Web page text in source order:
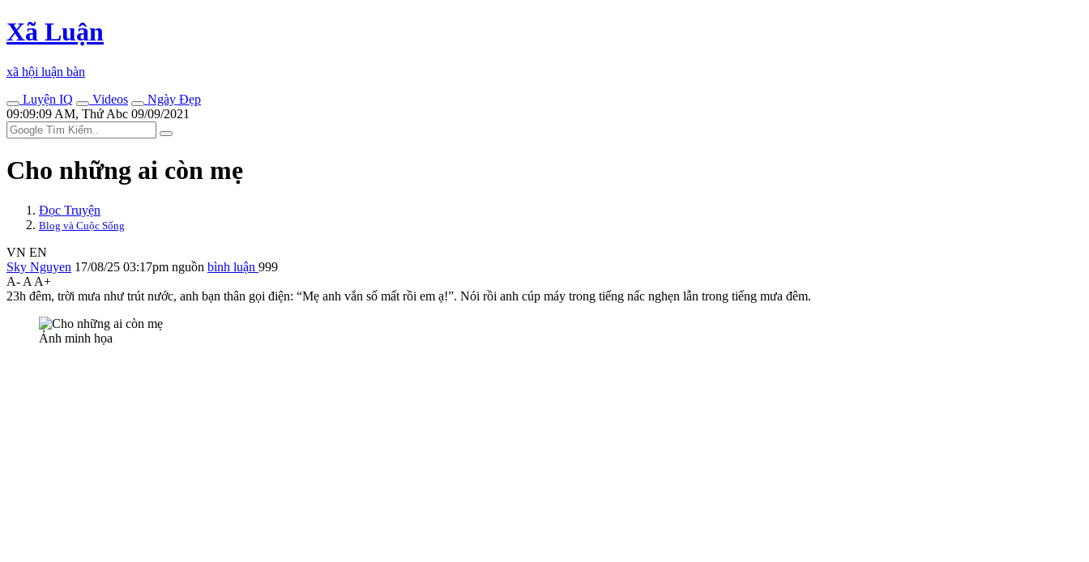
Xã Luận
xã hội luận bàn
Luyện IQ
Videos
Ngày Đẹp
09:09:09 AM, Thứ Abc 09/09/2021
Cho những ai còn mẹ
Đọc Truyện
Blog và Cuộc Sống
VN EN
Sky Nguyen 17/08/25 03:17pm nguồn bình luận 999
A- A A+
23h đêm, trời mưa như trút nước, anh bạn thân gọi điện: “Mẹ anh vắn số mất rồi em ạ!”. Nói rồi anh cúp máy trong tiếng nấc nghẹn lẫn trong tiếng mưa đêm.
Ảnh minh họa